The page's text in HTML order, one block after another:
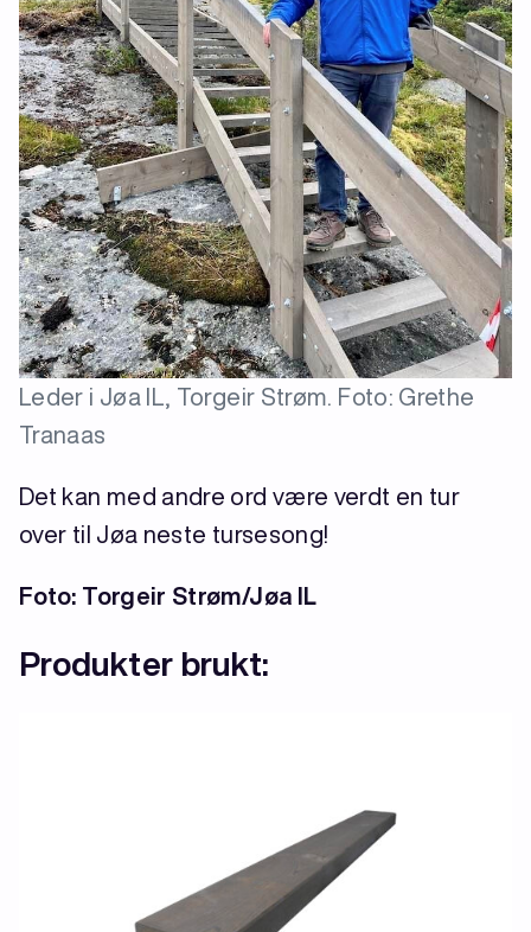
Leder i Jøa IL, Torgeir Strøm. Foto: Grethe
Tranaas
Det kan med andre ord være verdt en tur
over til Jøa neste tursesong!
Foto: Torgeir Strøm/Jøa IL
Produkter brukt: